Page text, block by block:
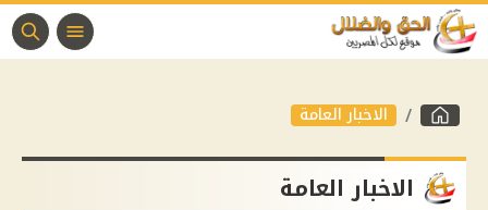
الاخبار العامة
الاخبار العامة